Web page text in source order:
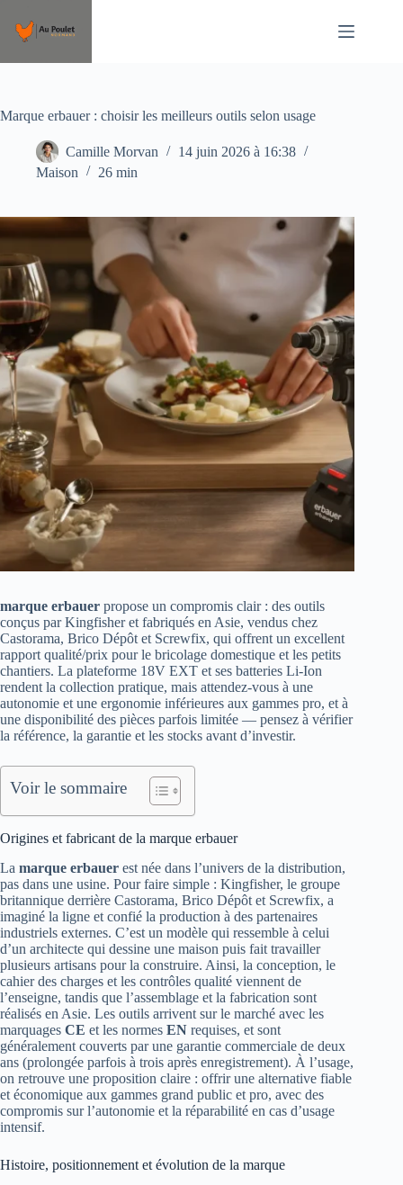
contenu
Marque erbauer : choisir les meilleurs outils selon usage
Camille Morvan
14 juin 2026 à 16:38
Maison
26 min
marque erbauer propose un compromis clair : des outils
conçus par Kingfisher et fabriqués en Asie, vendus chez
Castorama, Brico Dépôt et Screwfix, qui offrent un excellent
rapport qualité/prix pour le bricolage domestique et les petits
chantiers. La plateforme 18V EXT et ses batteries Li‑Ion
rendent la collection pratique, mais attendez‑vous à une
autonomie et une ergonomie inférieures aux gammes pro, et à
une disponibilité des pièces parfois limitée — pensez à vérifier
la référence, la garantie et les stocks avant d’investir.
Voir le sommaire
Origines et fabricant de la marque erbauer
La marque erbauer est née dans l’univers de la distribution,
pas dans une usine. Pour faire simple : Kingfisher, le groupe
britannique derrière Castorama, Brico Dépôt et Screwfix, a
imaginé la ligne et confié la production à des partenaires
industriels externes. C’est un modèle qui ressemble à celui
d’un architecte qui dessine une maison puis fait travailler
plusieurs artisans pour la construire. Ainsi, la conception, le
cahier des charges et les contrôles qualité viennent de
l’enseigne, tandis que l’assemblage et la fabrication sont
réalisés en Asie. Les outils arrivent sur le marché avec les
marquages CE et les normes EN requises, et sont
généralement couverts par une garantie commerciale de deux
ans (prolongée parfois à trois après enregistrement). À l’usage,
on retrouve une proposition claire : offrir une alternative fiable
et économique aux gammes grand public et pro, avec des
compromis sur l’autonomie et la réparabilité en cas d’usage
intensif.
Histoire, positionnement et évolution de la marque